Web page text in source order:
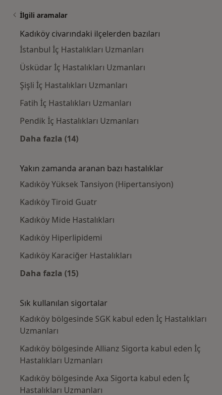
İlgili aramalar
Kadıköy civarındaki ilçelerden bazıları
İstanbul İç Hastalıkları Uzmanları
Üsküdar İç Hastalıkları Uzmanları
Şişli İç Hastalıkları Uzmanları
Fatih İç Hastalıkları Uzmanları
Pendik İç Hastalıkları Uzmanları
Daha fazla (14)
Yakın zamanda aranan bazı hastalıklar
Kadıköy Yüksek Tansiyon (Hipertansiyon)
Kadıköy Tiroid Guatr
Kadıköy Mide Hastalıkları
Kadıköy Hiperlipidemi
Kadıköy Karaciğer Hastalıkları
Daha fazla (15)
Sık kullanılan sigortalar
Kadıköy bölgesinde SGK kabul eden İç Hastalıkları
Uzmanları
Kadıköy bölgesinde Allianz Sigorta kabul eden İç
Hastalıkları Uzmanları
Kadıköy bölgesinde Axa Sigorta kabul eden İç
Hastalıkları Uzmanları